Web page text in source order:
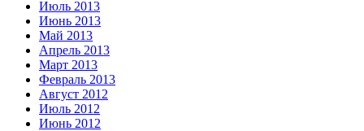
Июль 2013
Июнь 2013
Май 2013
Апрель 2013
Март 2013
Февраль 2013
Август 2012
Июль 2012
Июнь 2012